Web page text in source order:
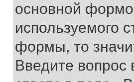
основной
используемого
формы, то
Введите вопрос